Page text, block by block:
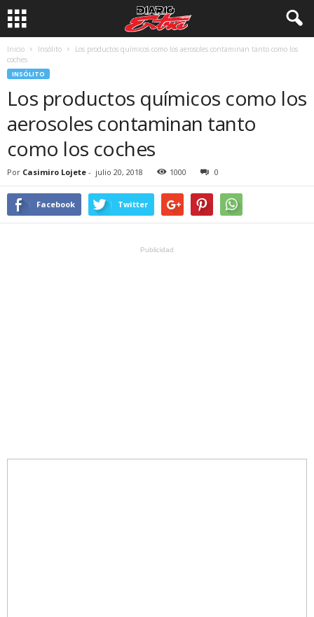
Inicio Insólito
Los productos químicos como los aerosoles contaminan tanto como los
coches
INSÓLITO
Los productos químicos como los
aerosoles contaminan tanto
como los coches
Por Casimiro Lojete - julio 20, 2018 1000 0
Facebook Twitter
Publicidad